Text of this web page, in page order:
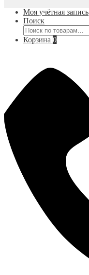
Моя учётная запись
Поиск
Искать:
Корзина 0